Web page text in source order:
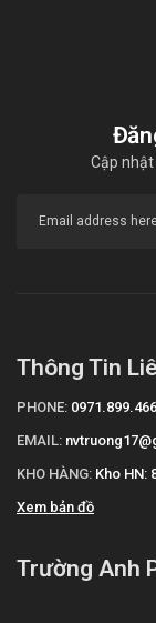
Cập
Thông Tin
PHONE: 0971.899.466
EMAIL:
KHO HÀNG: Kho HN:
Xem bản đồ
Trường Anh